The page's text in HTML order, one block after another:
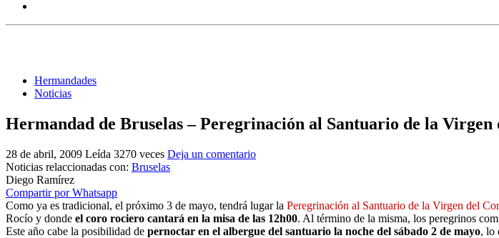
Hermandades
Noticias
Hermandad de Bruselas – Peregrinación al Santuario de la Virgen
28 de abril, 2009 Leída 3270 veces Deja un comentario
Noticias relaccionadas con: Bruselas
Diego Ramírez
Compartir por Whatsapp
Como ya es tradicional, el próximo 3 de mayo, tendrá lugar la Peregrinación al Santuario de la Virgen del
Rocío y donde el coro rociero cantará en la misa de las 12h00. Al término de la misma, los peregrinos
Este año cabe la posibilidad de pernoctar en el albergue del santuario la noche del sábado 2 de mayo, lo